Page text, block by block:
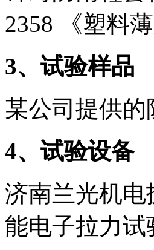
2358 《塑料
3、试验样品
某公司提供
4、试验设备
济南兰光机电
能电子拉力试